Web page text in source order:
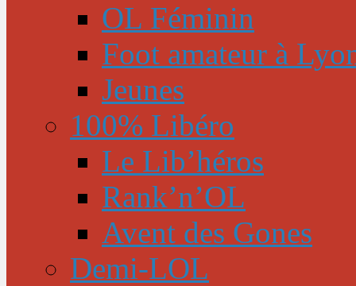
OL Féminin
Foot amateur à
Jeunes
100% Libéro
Le Lib’héros
Rank’n’OL
Avent des Gones
Demi-LOL